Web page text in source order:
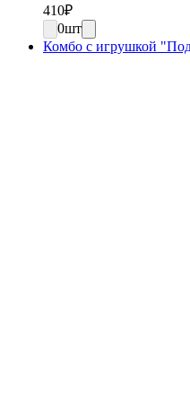
410₽
0шт
Комбо с игрушкой